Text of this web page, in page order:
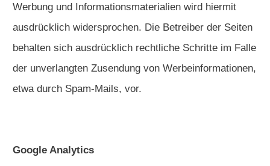
Werbung und Informationsmaterialien wird hiermit
ausdrücklich widersprochen. Die Betreiber der Seiten
behalten sich ausdrücklich rechtliche Schritte im Falle
der unverlangten Zusendung von Werbeinformationen,
etwa durch Spam-Mails, vor.
Google Analytics